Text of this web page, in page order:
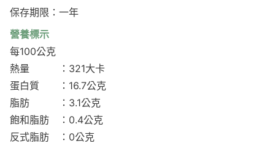
保存期限：一年
營養標示
每100公克
熱量 ：321大卡
蛋白質 ：16.7公克
脂肪 ：3.1公克
飽和脂肪 ：0.4公克
反式脂肪 ：0公克